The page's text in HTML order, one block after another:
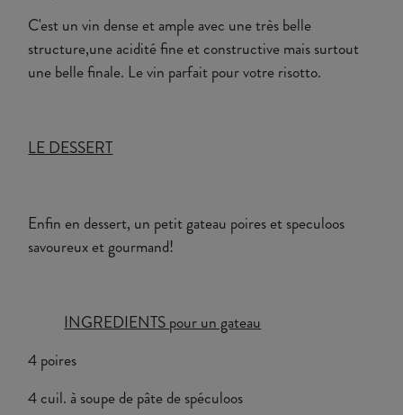
C'est un vin dense et ample avec une très belle
structure,une acidité fine et constructive mais surtout
une belle finale. Le vin parfait pour votre risotto.
LE DESSERT
Enfin en dessert, un petit gateau poires et speculoos
savoureux et gourmand!
INGREDIENTS pour un gateau
4 poires
4 cuil. à soupe de pâte de spéculoos